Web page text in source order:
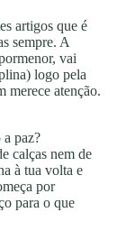
artigos que é
sempre. A
vai
logo pela
merece atenção.
a paz?
calças nem de
à tua volta e
por
para o que